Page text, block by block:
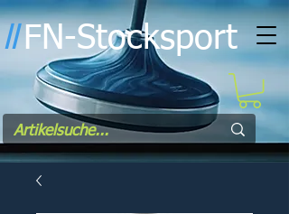
ll FN-Stocksport